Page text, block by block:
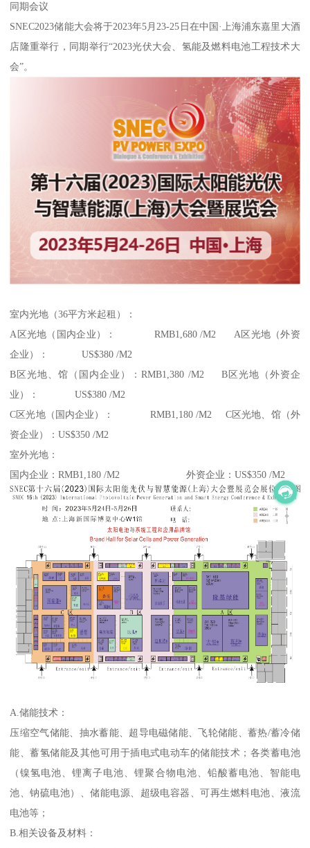
同期会议
SNEC2023储能大会将于2023年5月23-25日在中国·上海浦东嘉里大酒
店隆重举行，同期举行“2023光伏大会、氢能及燃料电池工程技术大
会”。
室内光地（36平方米起租）：
A区光地（国内企业）： RMB1,680 /M2 A区光地（外资
企业）： US$380 /M2
B区光地、馆（国内企业）：RMB1,380 /M2 B区光地（外资企
业）： US$380 /M2
C区光地（国内企业）： RMB1,180 /M2 C区光地、馆（外
资企业）：US$350 /M2
室外光地：
国内企业：RMB1,180 /M2 外资企业：US$350 /M2
A.储能技术：
压缩空气储能、抽水蓄能、超导电磁储能、飞轮储能、蓄热/蓄冷储
能、蓄氢储能及其他可用于插电式电动车的储能技术；各类蓄电池
（镍氢电池、锂离子电池、锂聚合物电池、铅酸蓄电池、智能电
池、钠硫电池）、储能电源、超级电容器、可再生燃料电池、液流
电池等；
B.相关设备及材料：